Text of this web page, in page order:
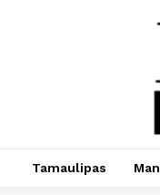
Tamaulipas